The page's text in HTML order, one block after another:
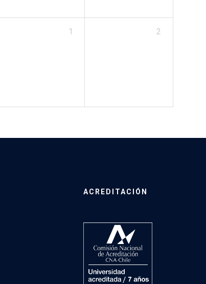
1 2
ACREDITACIÓN